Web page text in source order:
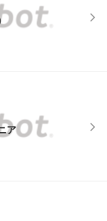
ア